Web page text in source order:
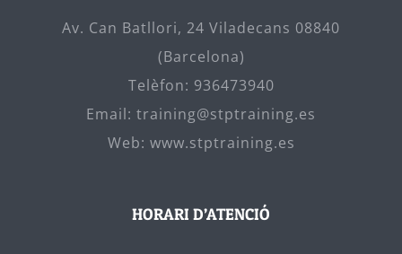
Av. Can Batllori, 24 Viladecans 08840
(Barcelona)
Telèfon: 936473940
Email: training@stptraining.es
Web: www.stptraining.es
HORARI D’ATENCIÓ